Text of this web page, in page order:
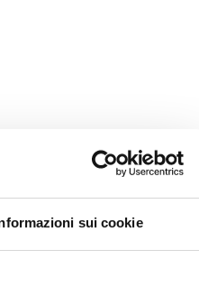
sui cookie